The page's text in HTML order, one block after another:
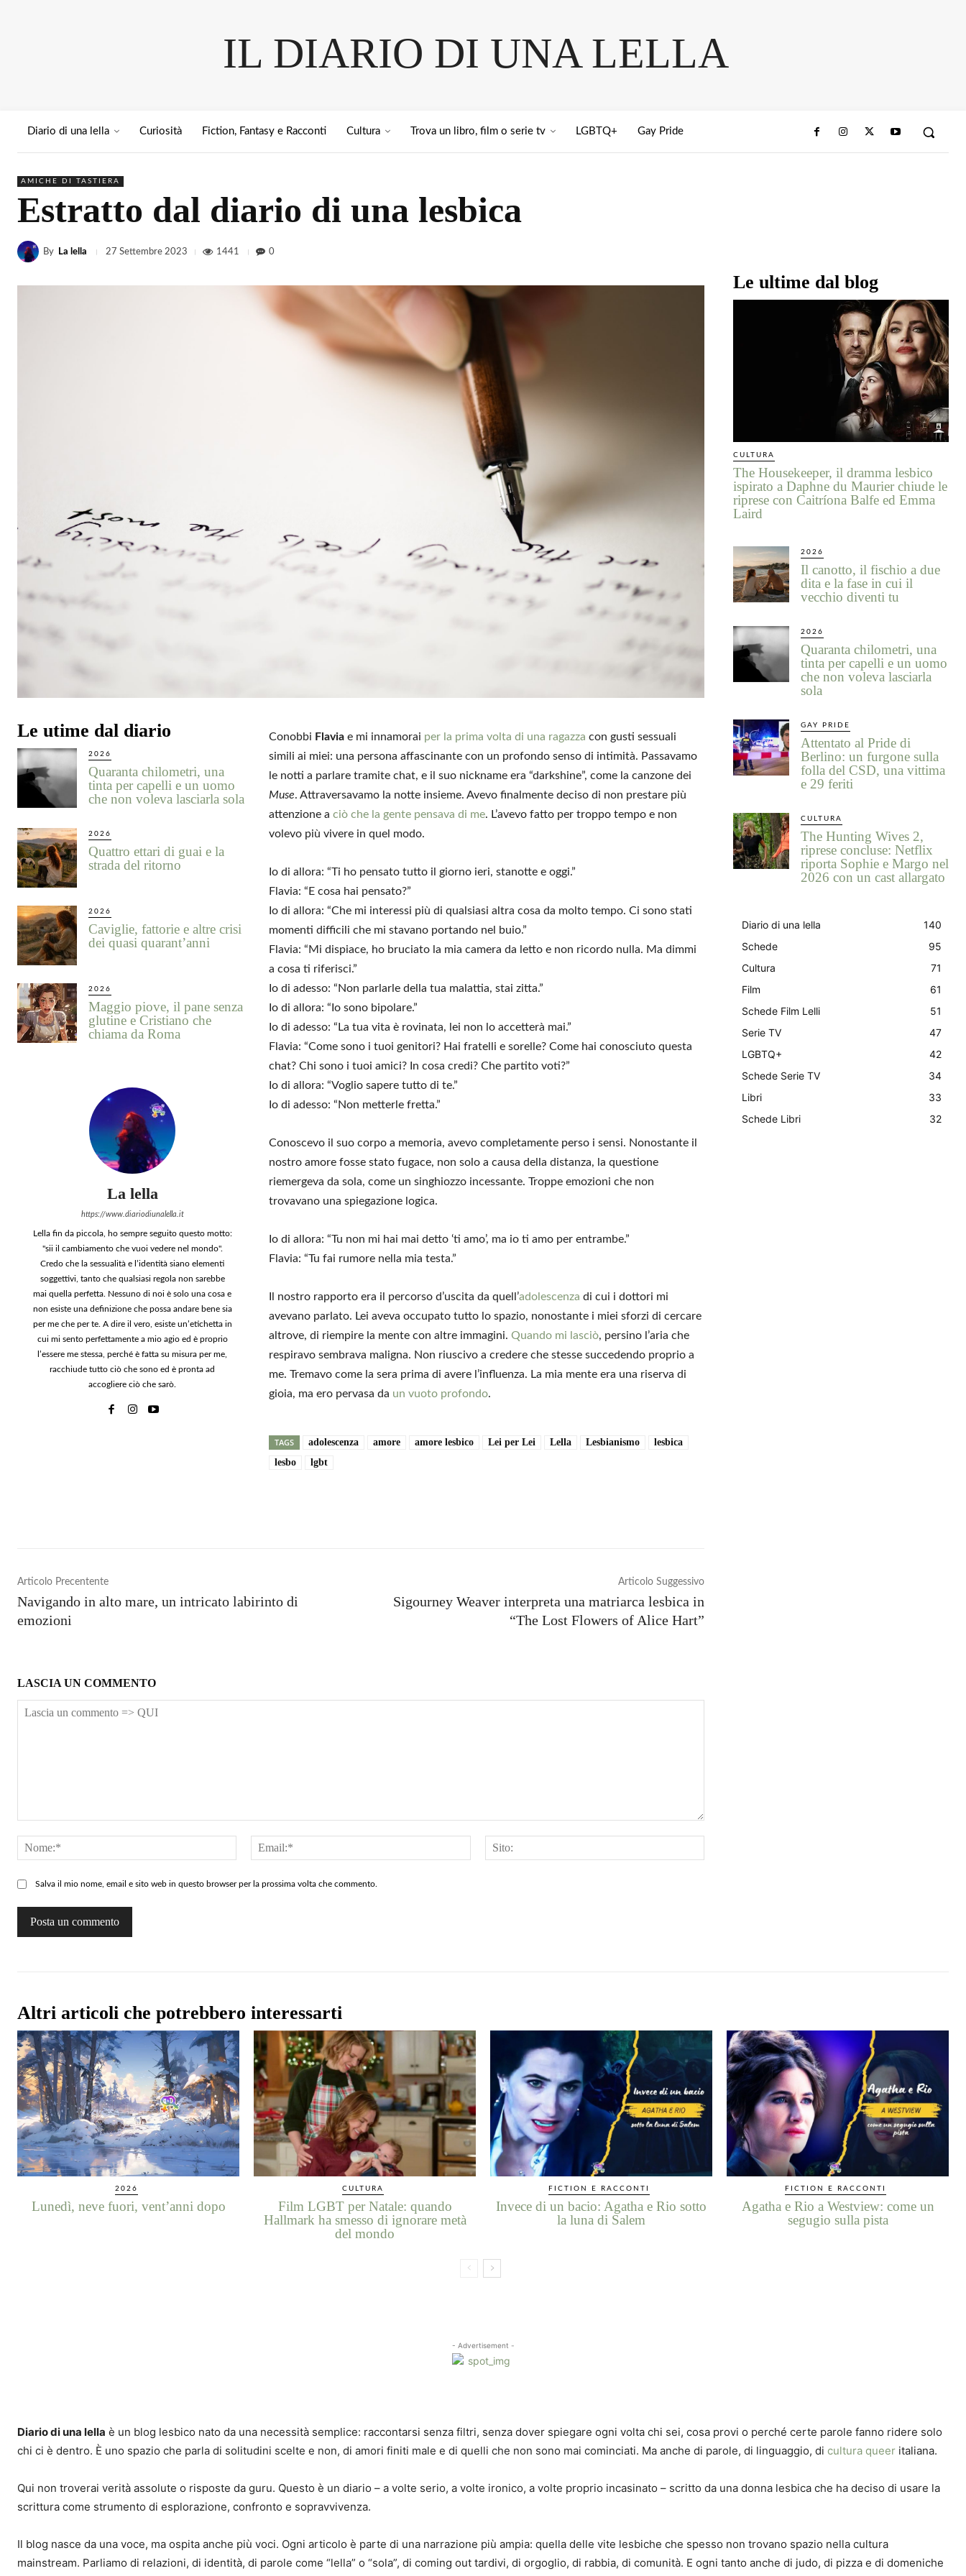
IL DIARIO DI UNA LELLA
Diario di una lella Curiosità Fiction, Fantasy e Racconti Cultura Trova un libro, film o serie tv LGBTQ+ Gay Pride
AMICHE DI TASTIERA
Estratto dal diario di una lesbica
By La lella 27 Settembre 2023 1441 0
Le utime dal diario
2026
Quaranta chilometri, una
tinta per capelli e un uomo
che non voleva lasciarla sola
2026
Quattro ettari di guai e la
strada del ritorno
2026
Caviglie, fattorie e altre crisi
dei quasi quarant’anni
2026
Maggio piove, il pane senza
glutine e Cristiano che
chiama da Roma
La lella
https://www.diariodiunalella.it
Lella fin da piccola, ho sempre seguito questo motto:
"sii il cambiamento che vuoi vedere nel mondo".
Credo che la sessualità e l’identità siano elementi
soggettivi, tanto che qualsiasi regola non sarebbe
mai quella perfetta. Nessuno di noi è solo una cosa e
non esiste una definizione che possa andare bene sia
per me che per te. A dire il vero, esiste un’etichetta in
cui mi sento perfettamente a mio agio ed è proprio
l’essere me stessa, perché è fatta su misura per me,
racchiude tutto ciò che sono ed è pronta ad
accogliere ciò che sarò.
Conobbi Flavia e mi innamorai per la prima volta di una ragazza con gusti sessuali
simili ai miei: una persona affascinante con un profondo senso di intimità. Passavamo
le notti a parlare tramite chat, e il suo nickname era “darkshine”, come la canzone dei
Muse. Attraversavamo la notte insieme. Avevo finalmente deciso di non prestare più
attenzione a ciò che la gente pensava di me. L’avevo fatto per troppo tempo e non
volevo più vivere in quel modo.
Io di allora: “Ti ho pensato tutto il giorno ieri, stanotte e oggi.”
Flavia: “E cosa hai pensato?”
Io di allora: “Che mi interessi più di qualsiasi altra cosa da molto tempo. Ci sono stati
momenti difficili che mi stavano portando nel buio.”
Flavia: “Mi dispiace, ho bruciato la mia camera da letto e non ricordo nulla. Ma dimmi
a cosa ti riferisci.”
Io di adesso: “Non parlarle della tua malattia, stai zitta.”
Io di allora: “Io sono bipolare.”
Io di adesso: “La tua vita è rovinata, lei non lo accetterà mai.”
Flavia: “Come sono i tuoi genitori? Hai fratelli e sorelle? Come hai conosciuto questa
chat? Chi sono i tuoi amici? In cosa credi? Che partito voti?”
Io di allora: “Voglio sapere tutto di te.”
Io di adesso: “Non metterle fretta.”
Conoscevo il suo corpo a memoria, avevo completamente perso i sensi. Nonostante il
nostro amore fosse stato fugace, non solo a causa della distanza, la questione
riemergeva da sola, come un singhiozzo incessante. Troppe emozioni che non
trovavano una spiegazione logica.
Io di allora: “Tu non mi hai mai detto ‘ti amo’, ma io ti amo per entrambe.”
Flavia: “Tu fai rumore nella mia testa.”
Il nostro rapporto era il percorso d’uscita da quell’adolescenza di cui i dottori mi
avevano parlato. Lei aveva occupato tutto lo spazio, nonostante i miei sforzi di cercare
altrove, di riempire la mente con altre immagini. Quando mi lasciò, persino l’aria che
respiravo sembrava maligna. Non riuscivo a credere che stesse succedendo proprio a
me. Tremavo come la sera prima di avere l’influenza. La mia mente era una riserva di
gioia, ma ero pervasa da un vuoto profondo.
TAGS adolescenza amore amore lesbico Lei per Lei Lella Lesbianismo
lesbica
lesbo
lgbt
Articolo Precentente
Navigando in alto mare, un intricato labirinto di
emozioni
Articolo Suggessivo
Sigourney Weaver interpreta una matriarca lesbica in
“The Lost Flowers of Alice Hart”
LASCIA UN COMMENTO
un
commento
QUI
Nome:* Email:*
Salva il mio nome, email e sito web in questo browser per la prossima volta che commento.
Le ultime dal blog
CULTURA
The Housekeeper, il dramma lesbico
ispirato a Daphne du Maurier chiude le
riprese con Caitríona Balfe ed Emma
Laird
2026
Il canotto, il fischio a due
dita e la fase in cui il
vecchio diventi tu
2026
Quaranta chilometri, una
tinta per capelli e un uomo
che non voleva lasciarla
sola
GAY PRIDE
Attentato al Pride di
Berlino: un furgone sulla
folla del CSD, una vittima
e 29 feriti
CULTURA
The Hunting Wives 2,
riprese concluse: Netflix
riporta Sophie e Margo nel
2026 con un cast allargato
Diario di una lella
140
Schede
95
Cultura
71
Film
61
Schede Film Lelli
51
Serie TV
47
LGBTQ+
42
Schede Serie TV
34
Libri
33
Schede Libri
32
Altri articoli che potrebbero interessarti
2026
Lunedì, neve fuori, vent’anni dopo
CULTURA
Film LGBT per Natale: quando
Hallmark ha smesso di ignorare metà
del mondo
FICTION E RACCONTI
Invece di un bacio: Agatha e Rio sotto
la luna di Salem
FICTION E RACCONTI
Agatha e Rio a Westview: come un
segugio sulla pista
- Advertisement -
Diario di una lella è un blog lesbico nato da una necessità semplice: raccontarsi senza filtri, senza dover spiegare ogni volta chi sei, cosa provi o perché certe parole fanno ridere solo
chi ci è dentro. È uno spazio che parla di solitudini scelte e non, di amori finiti male e di quelli che non sono mai cominciati. Ma anche di parole, di linguaggio, di cultura queer italiana.
Qui non troverai verità assolute o risposte da guru. Questo è un diario – a volte serio, a volte ironico, a volte proprio incasinato – scritto da una donna lesbica che ha deciso di usare la
scrittura come strumento di esplorazione, confronto e sopravvivenza.
Il blog nasce da una voce, ma ospita anche più voci. Ogni articolo è parte di una narrazione più ampia: quella delle vite lesbiche che spesso non trovano spazio nella cultura
mainstream. Parliamo di relazioni, di identità, di parole come “lella” o “sola”, di coming out tardivi, di orgoglio, di rabbia, di comunità. E ogni tanto anche di judo, di pizza e di domeniche